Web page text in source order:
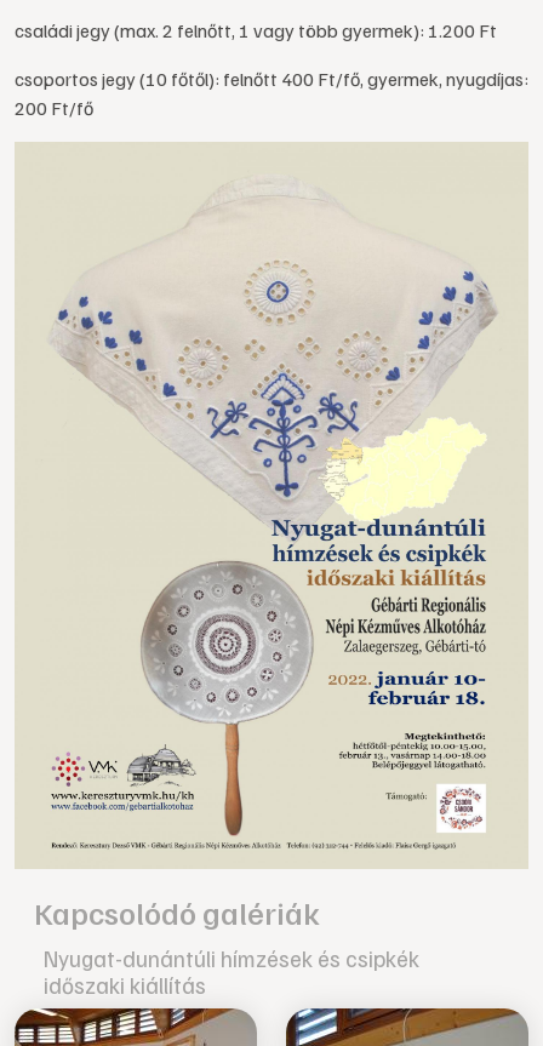
családi jegy (max. 2 felnőtt, 1 vagy több gyermek): 1.200 Ft
csoportos jegy (10 főtől): felnőtt 400 Ft/fő, gyermek, nyugdíjas:
200 Ft/fő
Kapcsolódó galériák
Nyugat-dunántúli hímzések és csipkék
időszaki kiállítás